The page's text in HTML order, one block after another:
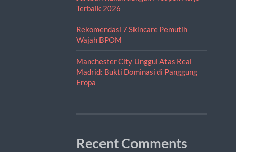
Terbaik 2026
Rekomendasi 7 Skincare Pemutih
Wajah BPOM
Manchester City Unggul Atas Real
Madrid: Bukti Dominasi di Panggung
Eropa
Recent Comments